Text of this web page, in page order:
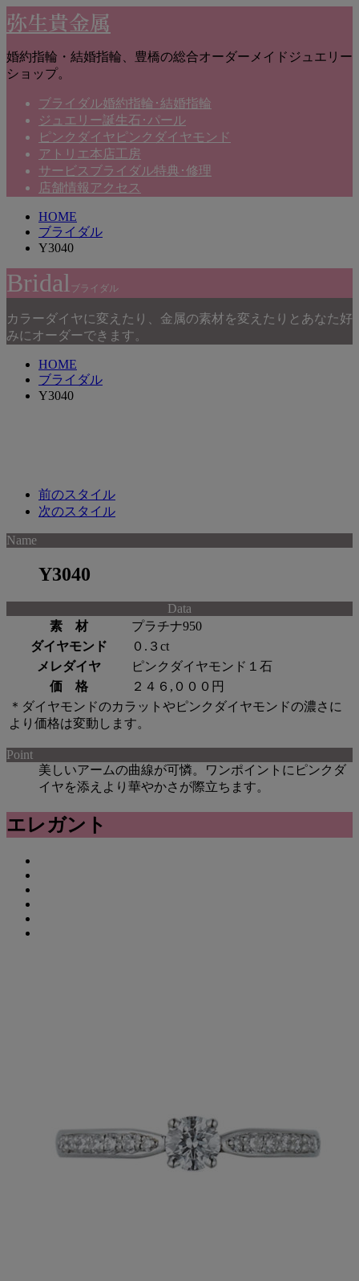
弥生貴金属
婚約指輪・結婚指輪、豊橋の総合オーダーメイドジュエリー
ショップ。
ブライダル婚約指輪･結婚指輪
ジュエリー誕生石･パール
ピンクダイヤ ピンクダイヤモンド
アトリエ本店工房
サービス ブライダル特典･修理
店舗情報 アクセス
HOME
ブライダル
Y3040
Bridal ブライダル
カラーダイヤに変えたり、金属の素材を変えたりとあなた好
みにオーダーできます。
HOME
ブライダル
Y3040
前のスタイル
次のスタイル
Name
Y3040
Data
素 材
プラチナ950
ダイヤモンド
０.３ct
メレダイヤ
ピンクダイヤモンド１石
価 格
２４６,０００円
＊ダイヤモンドのカラットやピンクダイヤモンドの濃さに
より価格は変動します。
Point
美しいアームの曲線が可憐。ワンポイントにピンクダ
イヤを添えより華やかさが際立ちます。
エレガント